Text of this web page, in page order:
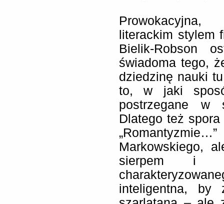
literackim stylem
Bielik-Robson
świadoma tego,
dziedzinę nauki
to, w jaki
postrzegane w
Dlatego też
Markowskiego,
sierpem i
inteligentna, by